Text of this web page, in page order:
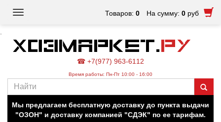
Товаров: 0 На сумму: 0 руб
Toggle
☎ +7(977) 963-6112
Время работы: Пн-Пт 10:00 - 16:00
Наш магазин работает для вас в обычном режиме. Все
Мы предлагаем бесплатную доставку до пункта выдачи
"ОЗОН" и доставку компанией "СДЭК" по ее тарифам.